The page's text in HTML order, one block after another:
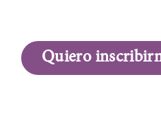
Quiero